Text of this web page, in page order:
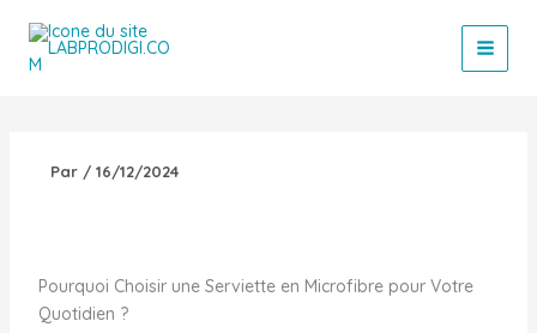
contenu
Par / 16/12/2024
Pourquoi Choisir une Serviette en Microfibre pour Votre
Quotidien ?